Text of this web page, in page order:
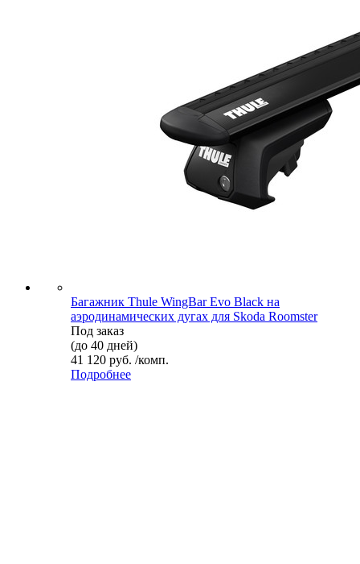
Багажник Thule WingBar Evo Black на
аэродинамических дугах для Skoda Roomster
Под заказ
(до 40 дней)
41 120 руб. /комп.
Подробнее